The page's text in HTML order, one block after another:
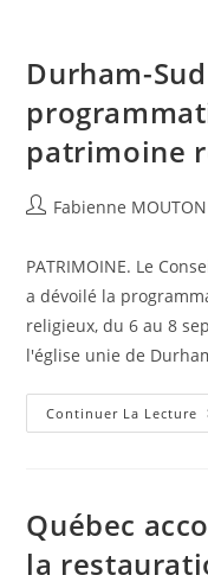
Durham-
patrimoine
Auteur/autrice
la
publication :
Fabienne MOUTON
PATRIMOINE. Le
a dévoilé la
religieux, du 6 au 8
l'église unie de
Continuer La Lecture
Québec
la